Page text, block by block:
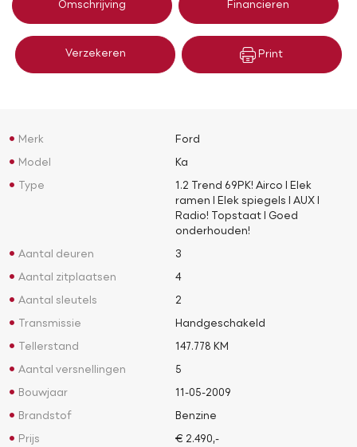
Omschrijving Financieren
Verzekeren Print
Merk Ford
Model Ka
Type
1.2 Trend 69PK! Airco l Elek
ramen l Elek spiegels l AUX l
Radio! Topstaat l Goed
onderhouden!
Aantal deuren 3
Aantal zitplaatsen 4
Aantal sleutels 2
Transmissie Handgeschakeld
Tellerstand 147.778 KM
Aantal versnellingen 5
Bouwjaar 11-05-2009
Brandstof Benzine
Prijs € 2.490,-